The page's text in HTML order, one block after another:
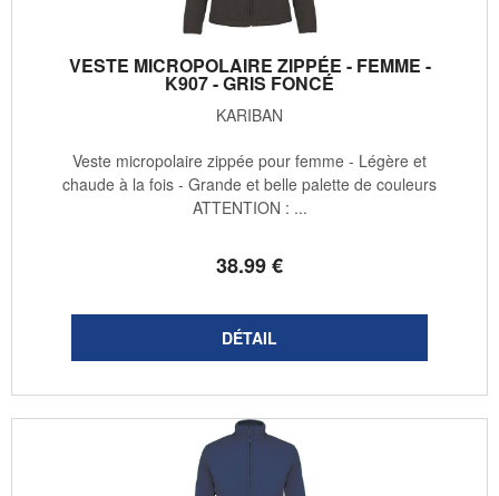
VESTE MICROPOLAIRE ZIPPÉE - FEMME -
K907 - GRIS FONCÉ
KARIBAN
38.99€
Veste micropolaire zippée pour femme - Légère et
chaude à la fois - Grande et belle palette de couleurs
ATTENTION : ...